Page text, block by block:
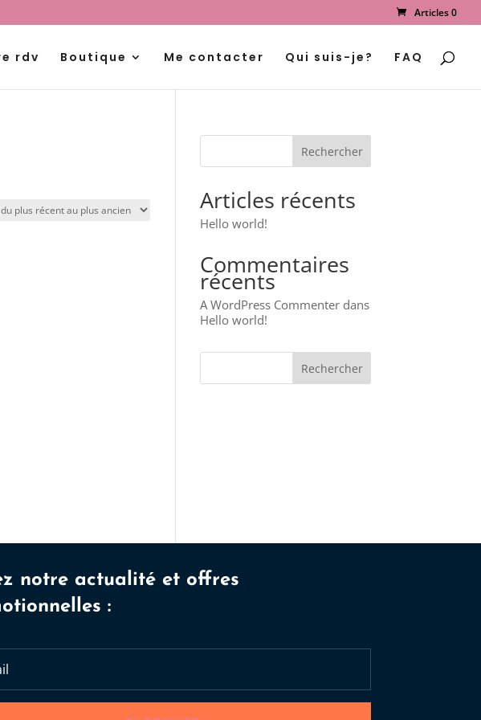
Articles 0
rdv Boutique Me contacter Qui suis-je? FAQ
Recherche
produits
Articles récents
Hello world!
Commentaires
récents
A WordPress Commenterdans
Hello world!
Rechercher
notre actualité et offres
: